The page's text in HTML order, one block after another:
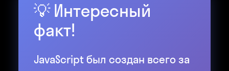
💡 Интересный
факт!
JavaScript был создан всего за